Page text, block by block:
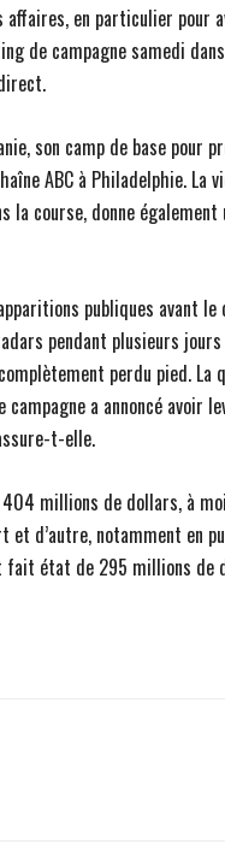
affaires, en particulier
de campagne samedi
son camp de base pour
ABC à Philadelphie. La
la course, donne
publiques avant
pendant plusieurs
perdu pied. La
a annoncé avoir
t-elle.
millions de dollars, à
et d’autre, notamment en
fait état de 295 millions